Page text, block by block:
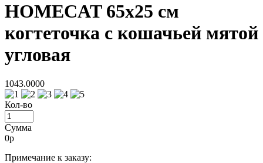
HOMECAT 65х25 см
когтеточка с кошачьей мятой
угловая
1043.0000
Кол-во
Сумма
0р
Примечание к заказу: